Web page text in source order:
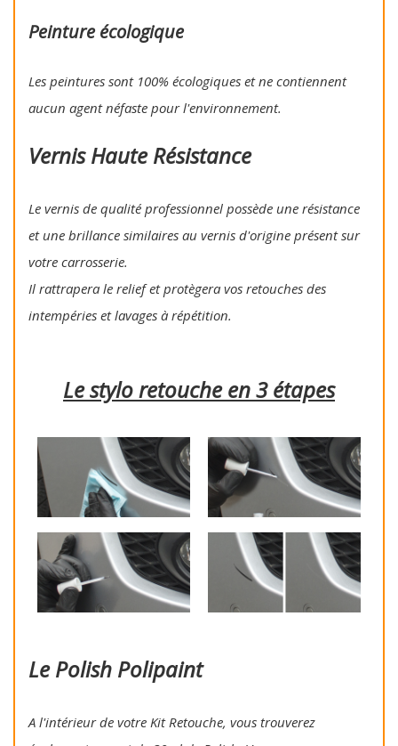
Peinture écologique
Les peintures sont 100% écologiques et ne contiennent
aucun agent néfaste pour l'environnement.
Vernis Haute Résistance
Le vernis de qualité professionnel possède une résistance
et une brillance similaires au vernis d'origine présent sur
votre carrosserie.
Il rattrapera le relief et protègera vos retouches des
intempéries et lavages à répétition.
Le stylo retouche en 3 étapes
Le Polish Polipaint
A l'intérieur de votre Kit Retouche, vous trouverez